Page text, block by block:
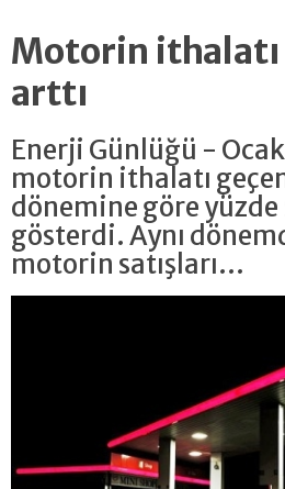
Motorin ithalatı
arttı
Enerji Günlüğü -
motorin ithalatı geçen
dönemine göre yüzde
gösterdi. Aynı
motorin satışları...